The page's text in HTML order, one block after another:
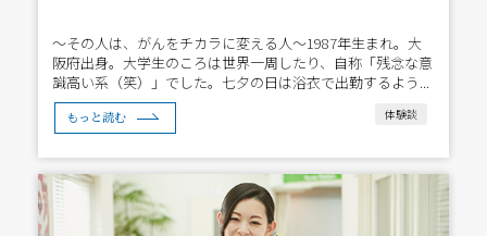
～その人は、がんをチカラに変える人～1987年生まれ。大
阪府出身。大学生のころは世界一周したり、自称「残念な意
識高い系（笑）」でした。七夕の日は浴衣で出勤するよう...
もっと読む 体験談